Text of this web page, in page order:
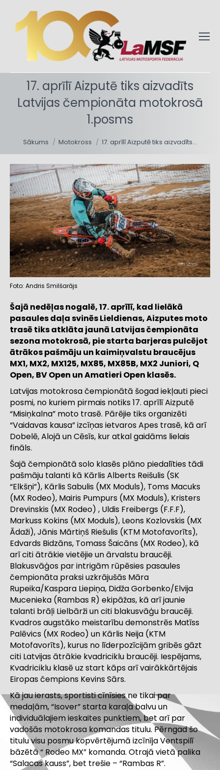
17. aprīlī Aizputē tiks aizvadīts
Latvijas čempionāta motokrosā
1.posms
Sākums Motokross 17. aprīlī Aizputē tiks aizvadīts…
Foto: Andris Smilšarājs
Šajā nedēļas nogalē, 17. aprīlī, kad lielākā
pasaules daļa svinēs Lieldienas, Aizputes moto
trasē tiks atklāta jaunā Latvijas čempionāta
sezona motokrosā, pie starta barjeras pulcējot
ātrākos pašmāju un kaimiņvalstu braucējus
MX1, MX2, MX125, MX85, MX85B, MX2 Juniori, Q
Open, BV Open un Amatieri Open klasēs.
Latvijas motokrosa čempionātā šogad iekļauti pieci
posmi, no kuriem pirmais notiks 17. aprīlī Aizputē
“Misiņkalna” moto trasē. Pārējie tiks organizēti
“Vaidavas kausa” izcīņas ietvaros Apes trasē, kā arī
Dobelē, Alojā un Cēsīs, kur atkal gaidāms lielais
fināls.
Šajā čempionātā solo klasēs plāno piedalīties tādi
pašmāju talanti kā Kārlis Alberts Reišulis (SK
“Elkšņi”), Kārlis Sabulis (MX Moduls), Toms Macuks
(MX Rodeo), Mairis Pumpurs (MX Moduls), Kristers
Drevinskis (MX Rodeo) , Uldis Freibergs (F.F.F),
Markuss Kokins (MX Moduls), Leons Kozlovskis (MX
Ādaži), Jānis Mārtiņš Riešulis (KTM Motofavorīts),
Edvards Bidzāns, Tomass Šaicāns (MX Rodeo), kā
arī citi ātrākie vietējie un ārvalstu braucēji.
Blakusvāģos par intrigām rūpēsies pasaules
čempionāta praksi uzkrājušās Māra
Rupeika/Kaspara Liepiņa, Didža Gorbenko/Elvija
Mucenieka (Rambas R) ekipāžas, kā arī jaunie
talanti brāļi Lielbārži un citi blakusvāģu braucēji.
Kvadros augstāko meistarību demonstrēs Matīss
Palēvics (MX Rodeo) un Kārlis Neija (KTM
Motofavorīts), kurus no līderpozīcijām gribēs gāzt
citi Latvijas ātrākie kvadriciklu braucēji. Iespējams,
Kvadriciklu klasē uz start kāps arī vairākkārtējais
Eiropas čempions Kevins Sārs.
Kā jau ierasts, sportisti cīnīsies ne tikai par
medaļām, “Isover” starta karaļa balvu un
individuālajiem ieskaites punktiem, bet arī par
vadošās motokrosa komandas titulu. Pērngad šo
titulu visu posmu kopvērtējumā izcīnīja Ventspilī
bāzētā “ Rodeo MX” komanda. Otrajā vietā palika
“Salacas kauss”, bet trešie – “Rambas R”.